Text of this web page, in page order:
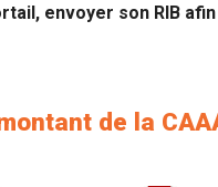
envoyer son RIB
de la